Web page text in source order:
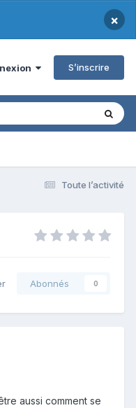
×
S’inscrire
Toute l’activité
Abonnés 0
aussi comment se